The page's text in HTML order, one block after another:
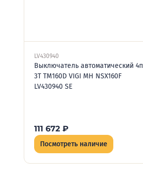
LV430940
Выключатель автоматический 4п
3T TM160D VIGI MH NSX160F
LV430940 SE
111 672 ₽
Посмотреть наличие